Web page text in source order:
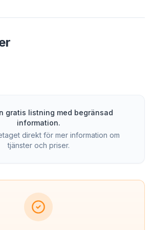
gratis listning med begränsad
information.
direkt för mer information om
tjänster och priser.